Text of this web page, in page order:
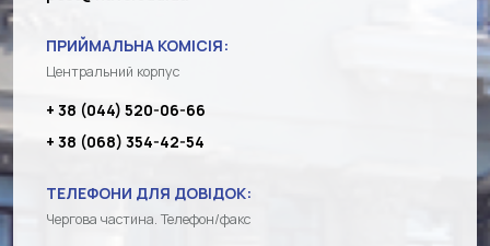
ПРИЙМАЛЬНА КОМІСІЯ:
Центральний корпус
+ 38 (044) 520-06-66
+ 38 (068) 354-42-54
ТЕЛЕФОНИ ДЛЯ ДОВІДОК:
Чергова частина. Телефон/факс